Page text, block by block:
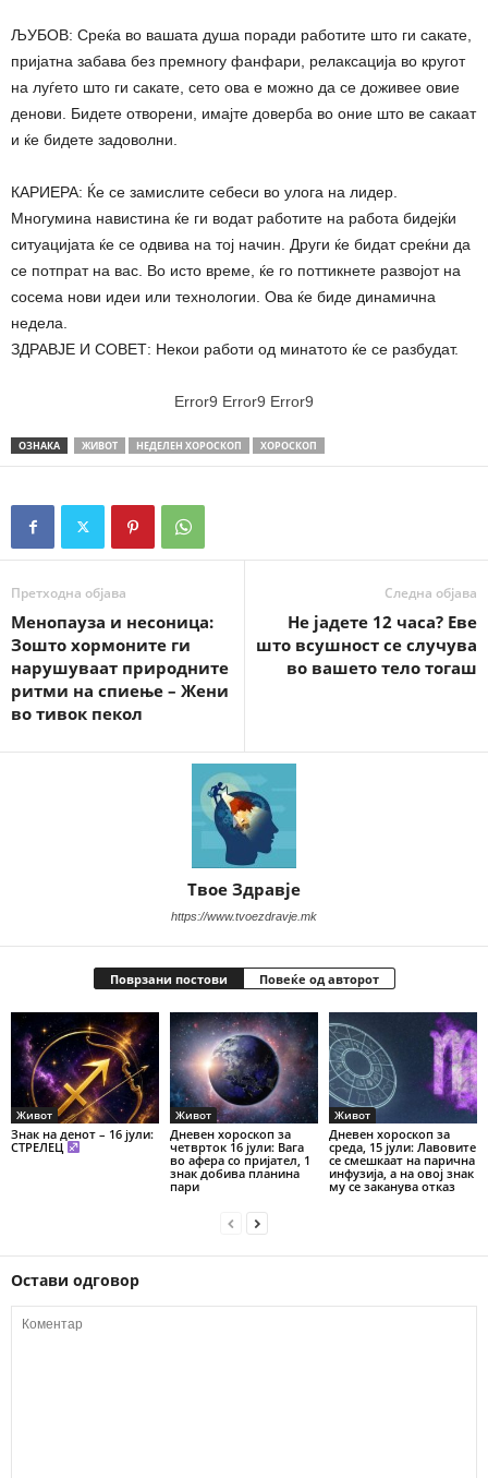
ЉУБОВ: Среќа во вашата душа поради работите што ги сакате,
пријатна забава без премногу фанфари, релаксација во кругот
на луѓето што ги сакате, сето ова е можно да се доживее овие
денови. Бидете отворени, имајте доверба во оние што ве сакаат
и ќе бидете задоволни.
КАРИЕРА: Ќе се замислите себеси во улога на лидер.
Многумина навистина ќе ги водат работите на работа бидејќи
ситуацијата ќе се одвива на тој начин. Други ќе бидат среќни да
се потпрат на вас. Во исто време, ќе го поттикнете развојот на
сосема нови идеи или технологии. Ова ќе биде динамична
недела.
ЗДРАВЈЕ И СОВЕТ: Некои работи од минатото ќе се разбудат.
Error9 Error9 Error9
ОЗНАКА ЖИВОТ НЕДЕЛЕН ХОРОСКОП ХОРОСКОП
Претходна објава
Менопауза и несоница:
Зошто хормоните ги
нарушуваат природните
ритми на спиење – Жени
во тивок пекол
Следна објава
Не јадете 12 часа? Еве
што всушност се случува
во вашето тело тогаш
Твое Здравје
https://www.tvoezdravje.mk
Поврзани постови Повеќе од авторот
Живот
Знак на денот – 16 јули:
СТРЕЛЕЦ
Живот
Дневен хороскоп за
четврток 16 јули: Вага
во афера со пријател, 1
знак добива планина
пари
Живот
Дневен хороскоп за
среда, 15 јули: Лавовите
се смешкаат на парична
инфузија, а на овој знак
му се заканува отказ
Остави одговор